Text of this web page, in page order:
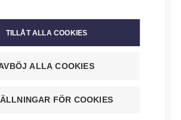
att strejkböterna
arbetsfredsbrott till
euro. Arbetsdomstolen
döma plikten som mindre
genom ett fallspecifikt
och på mycket strikta
TILLÅT ALLA COOKIES
ALLA COOKIES
FÖR COOKIES